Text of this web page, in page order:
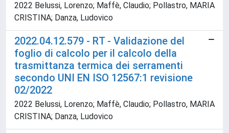
2022 Belussi, Lorenzo; Maffè, Claudio; Pollastro, MARIA
CRISTINA; Danza, Ludovico
2022.04.12.579 - RT - Validazione del
foglio di calcolo per il calcolo della
trasmittanza termica dei serramenti
secondo UNI EN ISO 12567:1 revisione
02/2022
2022 Belussi, Lorenzo; Maffè, Claudio; Pollastro, MARIA
CRISTINA; Danza, Ludovico